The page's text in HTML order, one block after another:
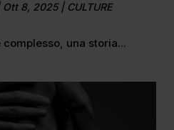
Ott 8, 2025| CULTURE
una storia...